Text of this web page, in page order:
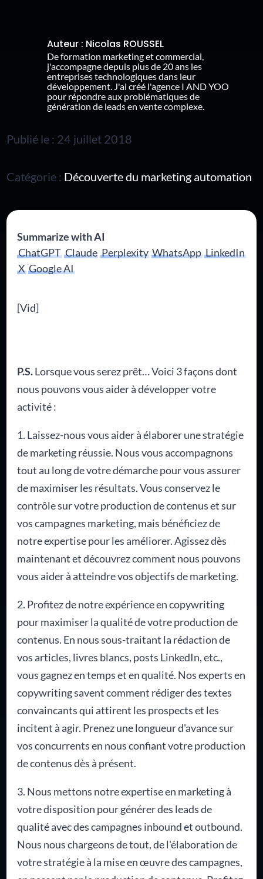
Auteur : Nicolas ROUSSEL
De formation marketing et commercial,
j'accompagne depuis plus de 20 ans les
entreprises technologiques dans leur
développement. J'ai créé l'agence I AND YOO
pour répondre aux problématiques de
génération de leads en vente complexe.
Publié le : 24 juillet 2018
Catégorie : Découverte du marketing automation
Summarize with AI
ChatGPT Claude Perplexity WhatsApp LinkedIn
X Google AI
[Vid]
P.S.Lorsque vous serez prêt… Voici 3 façons dont
nous pouvons vous aider à développer votre
activité :
1. Laissez-nous vous aider à élaborer une stratégie
de marketing réussie. Nous vous accompagnons
tout au long de votre démarche pour vous assurer
de maximiser les résultats. Vous conservez le
contrôle sur votre production de contenus et sur
vos campagnes marketing, mais bénéficiez de
notre expertise pour les améliorer. Agissez dès
maintenant et découvrez comment nous pouvons
vous aider à atteindre vos objectifs de marketing.
2. Profitez de notre expérience en copywriting
pour maximiser la qualité de votre production de
contenus. En nous sous-traitant la rédaction de
vos articles, livres blancs, posts LinkedIn, etc.,
vous gagnez en temps et en qualité. Nos experts en
copywriting savent comment rédiger des textes
convaincants qui attirent les prospects et les
incitent à agir. Prenez une longueur d'avance sur
vos concurrents en nous confiant votre production
de contenus dès à présent.
3. Nous mettons notre expertise en marketing à
votre disposition pour générer des leads de
qualité avec des campagnes inbound et outbound.
Nous nous chargeons de tout, de l'élaboration de
votre stratégie à la mise en œuvre des campagnes,